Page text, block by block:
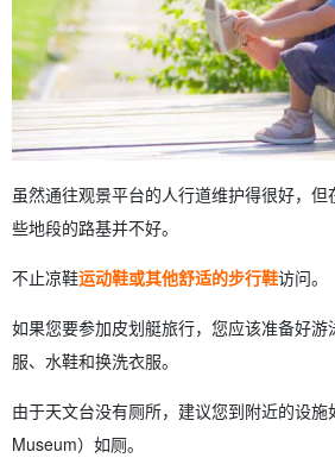
虽然通往观景平台的人行道维护得很好，
些地段的路基并不好。
不止凉鞋运动鞋或其他舒适的步行鞋访问。
如果您要参加皮划艇旅行，您应该准备好
服、水鞋和换洗衣服。
由于天文台没有厕所，建议您到附近的设
Museum）如厕。